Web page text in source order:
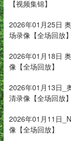
【视频集锦】
2026年01月25日
场录像【全场回放】
2026年01月18日
像【全场回放】
2026年01月13日_
清录像【全场回放】
2026年01月11日
像【全场回放】